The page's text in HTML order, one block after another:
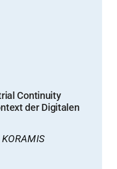
Continuity
der Digitalen
KORAMIS